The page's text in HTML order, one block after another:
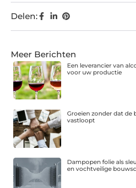
Delen:
Meer Berichten
Een leverancier van
voor uw productie
Groeien zonder dat de
vastloopt
Dampopen folie als
en vochtveilige